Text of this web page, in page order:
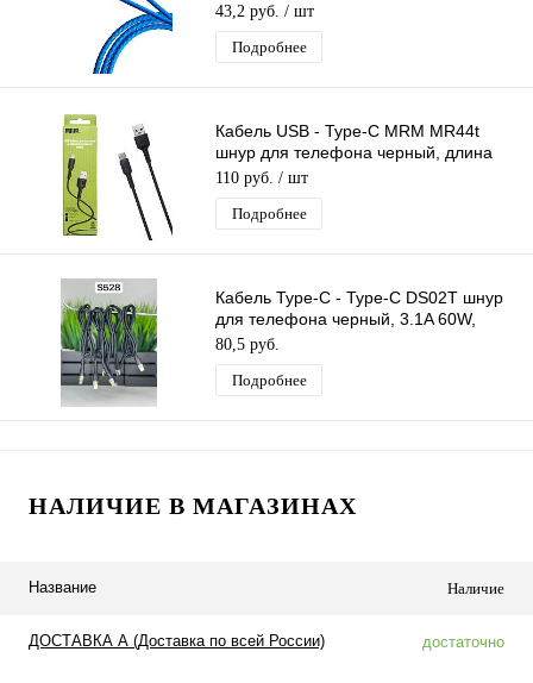
43,2 руб. / шт
Подробнее
Кабель USB - Type-C MRM MR44t
шнур для телефона черный, длина
1м
110 руб. / шт
Подробнее
Кабель Type-C - Type-C DS02T шнур
для телефона черный, 3.1A 60W,
длина 1м
80,5 руб.
Подробнее
НАЛИЧИЕ В МАГАЗИНАХ
Название Наличие
ДОСТАВКА А (Доставка по всей России) достаточно